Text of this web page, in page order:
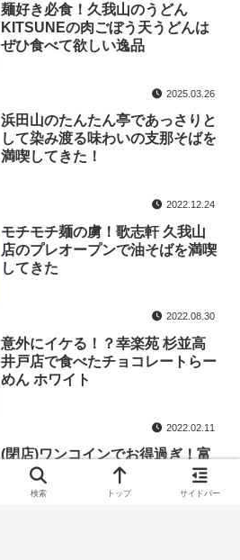
麺好き必食！久我山のうどん
KITSUNEの肉ごぼう天うどんは
ぜひ食べて欲しい逸品
2025.03.26
浜田山のたんたん亭であっさりと
して染み渡る味わいの支那そばを
満喫してきた！
2022.12.24
モチモチ麺の虜！歌志軒 久我山
店のプレオープンで油そばを満喫
してきた
2022.08.30
意外にイケる！？幸楽苑 杉並高
井戸店で食べたチョコレートらー
めん ホワイト
2022.02.11
(閉店)ワンコインでお得過ぎ！富
士そば 浜田山店の日替わりセッ
トでお腹を満たそう
検索 トップ サイドバー